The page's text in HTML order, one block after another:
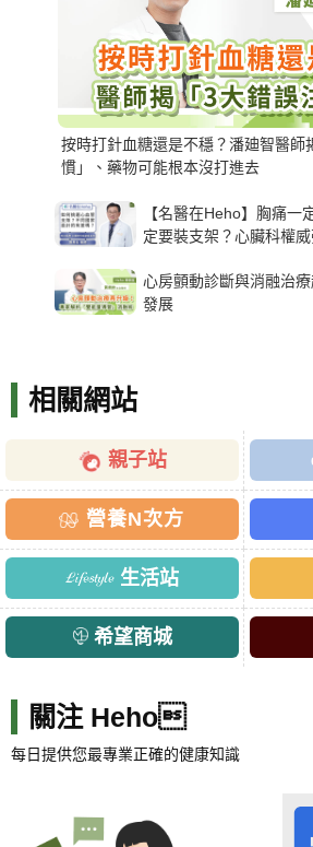
按時打針血糖還是不穩？潘廸智醫師
慣」、藥物可能根本沒打進去
【名醫在Heho】胸痛一
定要裝支架？心臟科權威
心房顫動診斷與消融治
發展
相關網站
親子站
營養N次方
生活站
希望商城
關注 Heho
每日提供您最專業正確的健康知識